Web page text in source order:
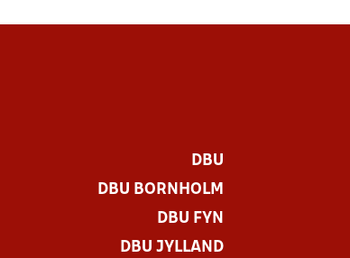
DBU
DBU BORNHOLM
DBU FYN
DBU JYLLAND